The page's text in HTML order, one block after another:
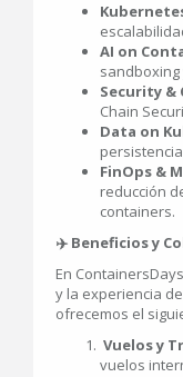
AI on
sandboxing
Security &
Chain
Data on
FinOps &
reducción
containers.
✈️ Beneficios y
En
y la experiencia
ofrecemos el
Vuelos y
vuelos